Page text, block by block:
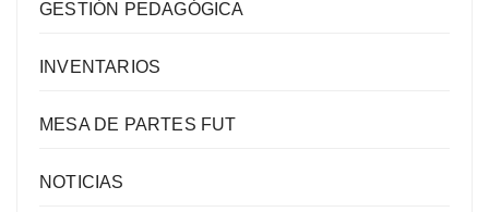
GESTIÓN PEDAGÓGICA
INVENTARIOS
MESA DE PARTES FUT
NOTICIAS